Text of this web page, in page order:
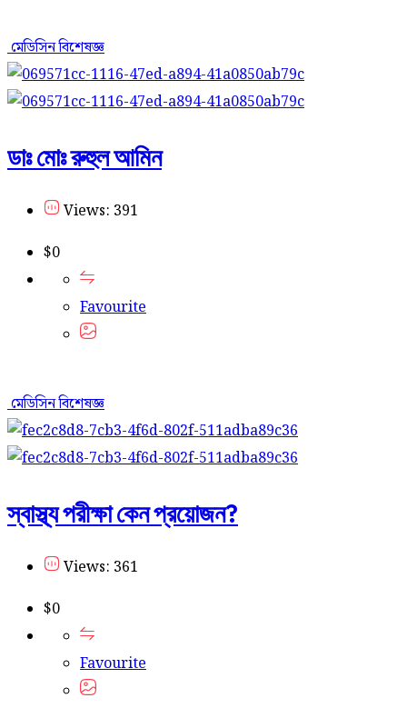
মেডিসিন বিশেষজ্ঞ
ডাঃ মোঃ রুহুল আমিন
Views: 391
$0
Favourite
মেডিসিন বিশেষজ্ঞ
স্বাস্থ্য পরীক্ষা কেন প্রয়োজন?
Views: 361
$0
Favourite